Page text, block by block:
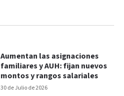
30 de Julio de 2026
Aumentan las asignaciones
familiares y AUH: fijan nuevos
montos y rangos salariales